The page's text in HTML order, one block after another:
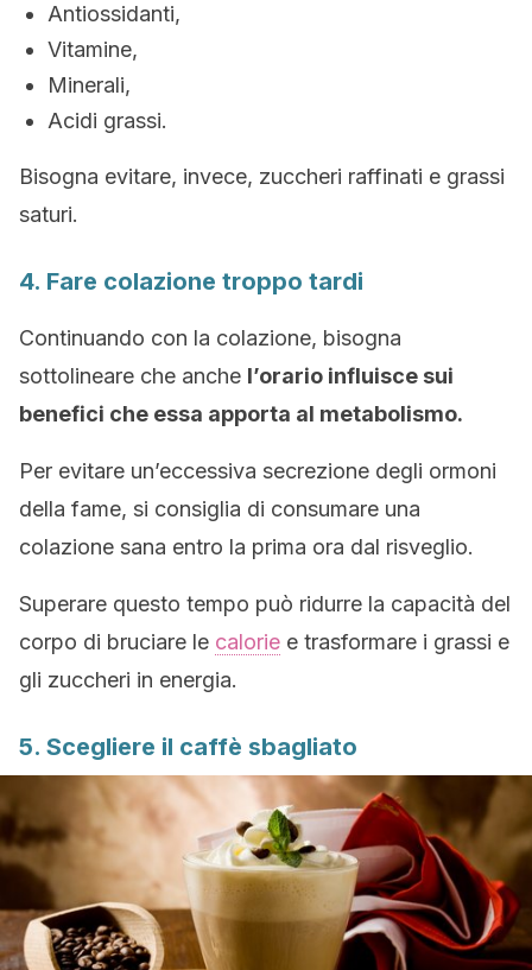
Antiossidanti,
Vitamine,
Minerali,
Acidi grassi.
Bisogna evitare, invece, zuccheri raffinati e grassi
saturi.
4. Fare colazione troppo tardi
Continuando con la colazione, bisogna
sottolineare che anche l’orario influisce sui
benefici che essa apporta al metabolismo.
Per evitare un’eccessiva secrezione degli ormoni
della fame, si consiglia di consumare una
colazione sana entro la prima ora dal risveglio.
Superare questo tempo può ridurre la capacità del
corpo di bruciare le calorie e trasformare i grassi e
gli zuccheri in energia.
5. Scegliere il caffè sbagliato